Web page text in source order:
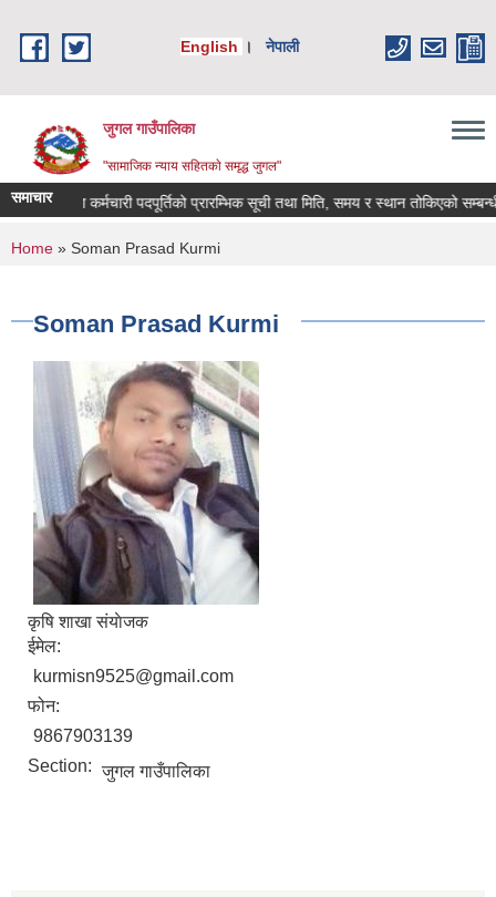
English
। नेपाली
जुगल गाउँपालिका
"सामाजिक न्याय सहितकाे समृद्ध जुगल"
समाचार
करारमा कर्मचारी पदपूर्तिको प्रारम्भिक सूची तथा मिति, समय र स्थान तोकिएको सम्बन्धी
You are here
Home » Soman Prasad Kurmi
Soman Prasad Kurmi
कृषि शाखा संयाेजक
ईमेल:
kurmisn9525@gmail.com
फोन:
9867903139
Section: जुगल गाउँपालिका